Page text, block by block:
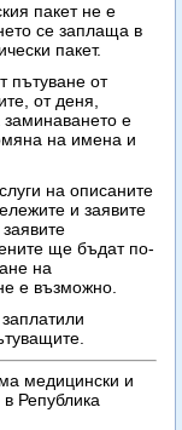
пакет не е
се заплаща в
пакет.
пътуване от
от деня,
е
на имена и
на описаните
и заявите
ще бъдат по-
на
е възможно.
медицински и
Република